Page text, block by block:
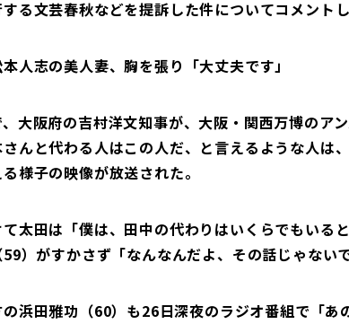
る文芸春秋などを提訴した件についてコメントし
本人志の美人妻、胸を張り「大丈夫です」
大阪府の吉村洋文知事が、大阪・関西万博のア
んと代わる人はこの人だ、と言えるような人は
様子の映像が放送された。
太田は「僕は、田中の代わりはいくらでもいる
）がすかさず「なんなんだよ、その話じゃない
浜田雅功（60）も26日深夜のラジオ番組で「あ